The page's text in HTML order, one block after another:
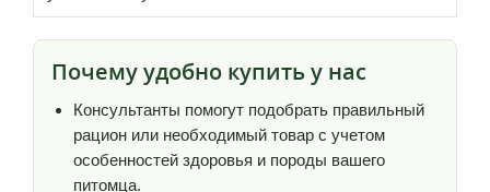
Почему удобно купить у нас
Консультанты помогут подобрать правильный
рацион или необходимый товар с учетом
особенностей здоровья и породы вашего
питомца.